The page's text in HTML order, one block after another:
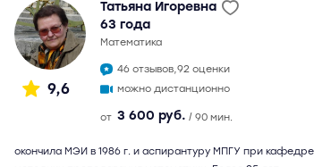
9,6
Татьяна Игоревна
63 года
математика
46 отзывов,92 оценки
можно дистанционно
от 3 600 руб. / 90 мин.
окончила МЭИ в 1986 г. и аспирантуру МПГУ при кафедре